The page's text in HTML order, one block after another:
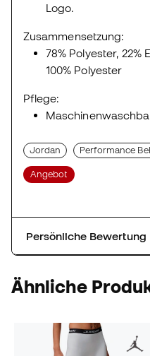
Logo.
Zusammensetzung:
78% Polyester,
100% Polyester
Pflege:
Jordan Performance
Angebot
Ähnliche